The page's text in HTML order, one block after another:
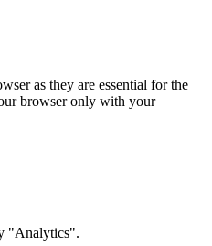
as they are essential for the
browser only with your
"Analytics".